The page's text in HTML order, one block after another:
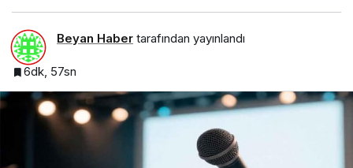
Beyan Haber tarafından yayınlandı
6dk, 57sn